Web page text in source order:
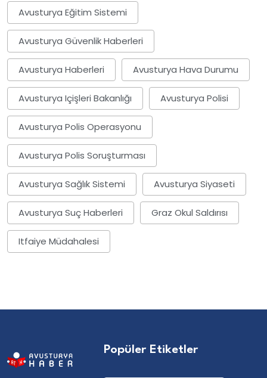
Avusturya Eğitim Sistemi
Avusturya Güvenlik Haberleri
Avusturya Haberleri Avusturya Hava Durumu
Avusturya Içişleri Bakanlığı Avusturya Polisi
Avusturya Polis Operasyonu
Avusturya Polis Soruşturması
Avusturya Sağlık Sistemi Avusturya Siyaseti
Avusturya Suç Haberleri Graz Okul Saldırısı
Itfaiye Müdahalesi
Popüler Etiketler